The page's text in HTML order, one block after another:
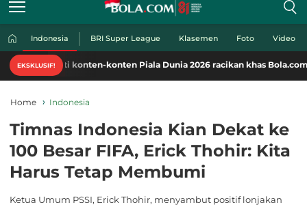
Indonesia BRI Super League Klasemen Foto Video
EKSKLUSIF!
konten-konten Piala Dunia 2026 racikan khas Bola.com. Klik di sini!
Home Indonesia
Timnas Indonesia Kian Dekat ke
100 Besar FIFA, Erick Thohir: Kita
Harus Tetap Membumi
Ketua Umum PSSI, Erick Thohir, menyambut positif lonjakan